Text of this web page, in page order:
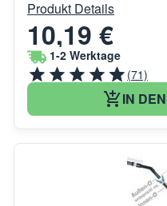
Produkt Details
10,19 €
1-2 Werktage
(71)
IN